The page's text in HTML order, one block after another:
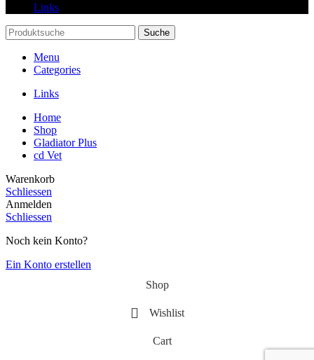
Links
Suche
Menu
Categories
Links
Home
Shop
Gladiator Plus
cd Vet
Warenkorb
Schliessen
Anmelden
Schliessen
Noch kein Konto?
Ein Konto erstellen
Shop
Wishlist
Cart